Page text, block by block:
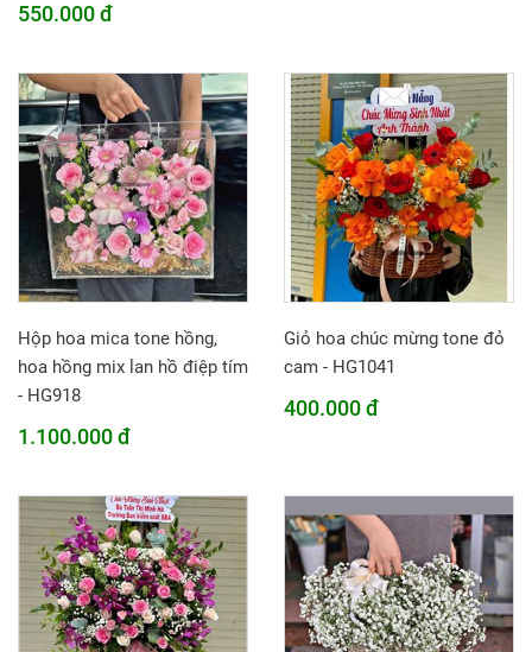
550.000 đ
Hộp hoa mica tone hồng,
hoa hồng mix lan hồ điệp tím
- HG918
1.100.000 đ
Giỏ hoa chúc mừng tone đỏ
cam - HG1041
400.000 đ